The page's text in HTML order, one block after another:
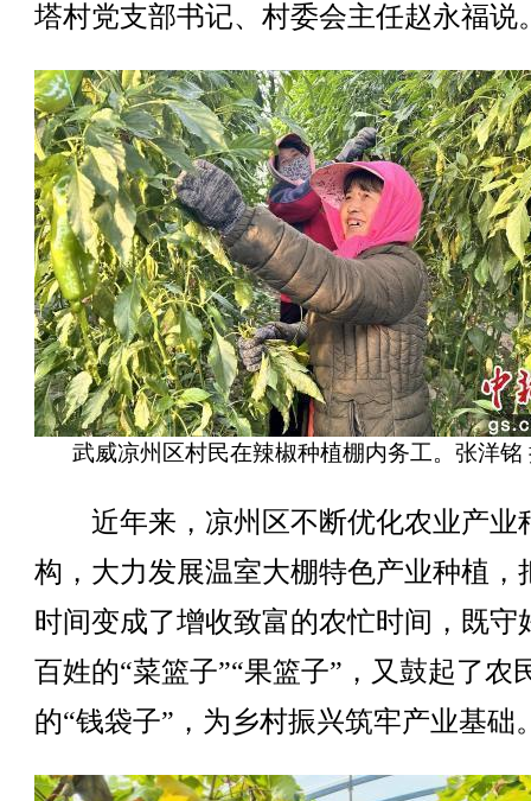
塔村党支部书记、村委会主任赵永福说
武威凉州区村民在辣椒种植棚内务工。张洋铭
近年来，凉州区不断优化农业产业
构，大力发展温室大棚特色产业种植，
时间变成了增收致富的农忙时间，既守
百姓的“菜篮子”“果篮子”，又鼓起了农
的“钱袋子”，为乡村振兴筑牢产业基础